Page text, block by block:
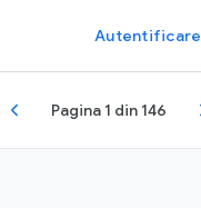
Autentificare
Pagina 1 din 146